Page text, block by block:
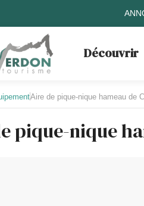
Découvrir
Aire de pique-nique hameau de
pique-nique